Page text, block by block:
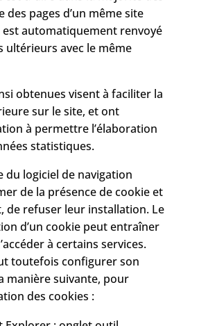
des pages d’un même site
est automatiquement renvoyé
ultérieurs avec le même
obtenues visent à faciliter la
sur le site, et ont
à permettre l’élaboration
statistiques.
du logiciel de navigation
de la présence de cookie et
de refuser leur installation. Le
d’un cookie peut entraîner
à certains services.
toutefois configurer son
manière suivante, pour
des cookies :